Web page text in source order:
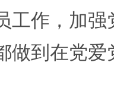
工作，加
做到在党